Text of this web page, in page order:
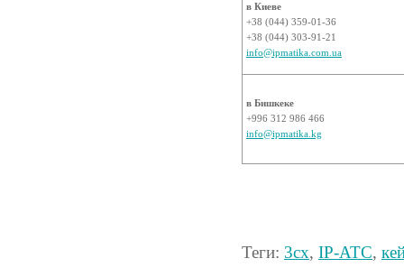
в Киеве
+38 (044) 359-01-36
+38 (044) 303-91-21
info@ipmatika.com.ua
в Бишкеке
+996 312 986 466
info@ipmatika.kg
Теги: 3cx, IP-АТС,